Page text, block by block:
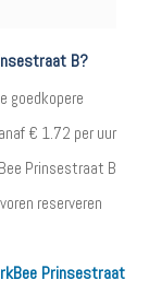
B?
goedkopere
€ 1.72 per uur
Prinsestraat B
reserveren
Prinsestraat